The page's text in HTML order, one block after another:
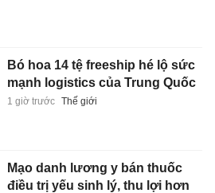
Bó hoa 14 tệ freeship hé lộ sức
mạnh logistics của Trung Quốc
1 giờ trước Thế giới
Mạo danh lương y bán thuốc
điều trị yếu sinh lý, thu lợi hơn